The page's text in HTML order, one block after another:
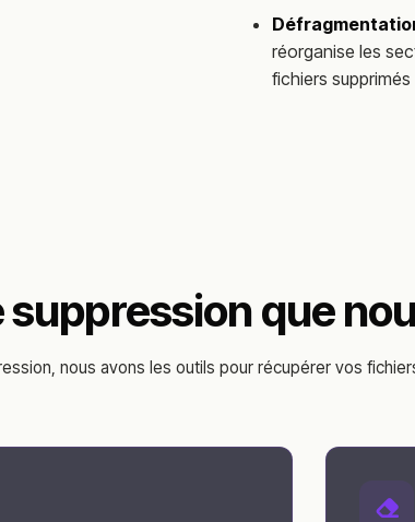
réorganise les
fichiers supprimés
suppression que
nous avons les outils pour récupérer vos